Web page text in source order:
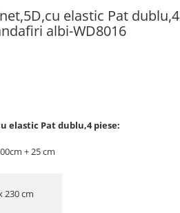
elastic Pat dublu,4
albi-WD8016
elastic Pat dublu,4 piese:
+ 25 cm
230 cm